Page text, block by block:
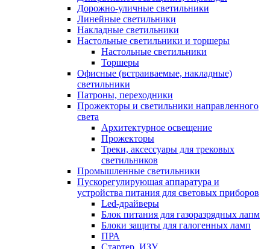
Дорожно-уличные светильники
Линейные светильники
Накладные светильники
Настольные светильники и торшеры
Настольные светильники
Торшеры
Офисные (встраиваемые, накладные)
светильники
Патроны, переходники
Прожекторы и светильники направленного
света
Архитектурное освещение
Прожекторы
Треки, аксессуары для трековых
светильников
Промышленные светильники
Пускорегулирующая аппаратура и
устройства питания для световых приборов
Led-драйверы
Блок питания для газоразрядных лапм
Блоки защиты для галогенных ламп
ПРА
Стартер, ИЗУ